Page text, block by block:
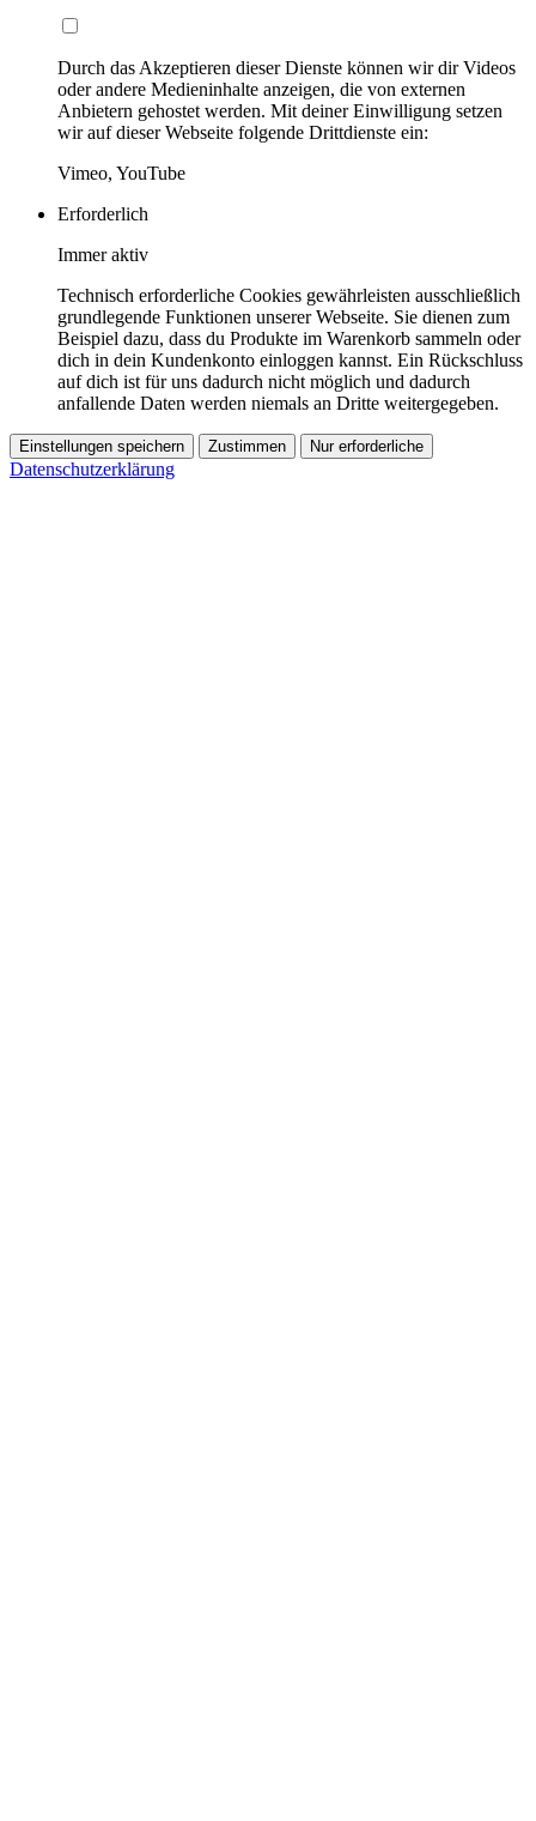
Durch das Akzeptieren dieser Dienste können wir dir Videos
oder andere Medieninhalte anzeigen, die von externen
Anbietern gehostet werden. Mit deiner Einwilligung setzen
wir auf dieser Webseite folgende Drittdienste ein:
Vimeo, YouTube
Erforderlich
Immer aktiv
Technisch erforderliche Cookies gewährleisten ausschließlich
grundlegende Funktionen unserer Webseite. Sie dienen zum
Beispiel dazu, dass du Produkte im Warenkorb sammeln oder
dich in dein Kundenkonto einloggen kannst. Ein Rückschluss
auf dich ist für uns dadurch nicht möglich und dadurch
anfallende Daten werden niemals an Dritte weitergegeben.
Einstellungen speichern Zustimmen Nur erforderliche
Datenschutzerklärung